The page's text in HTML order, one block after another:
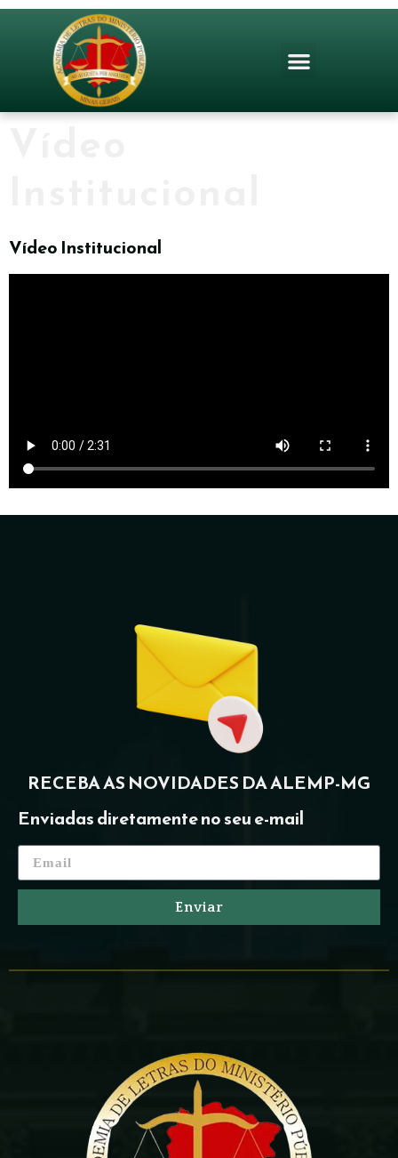
Vídeo Institucional
RECEBA AS NOVIDADES DA ALEMP-MG
Enviadas diretamente no seu e-mail
Enviar